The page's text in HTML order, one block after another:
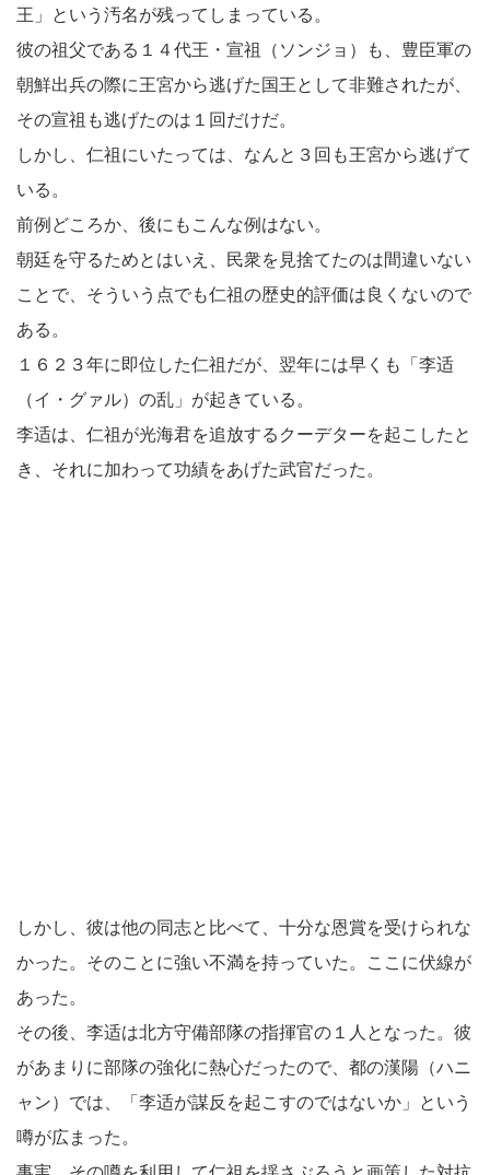
王」という汚名が残ってしまっている。
彼の祖父である１４代王・宣祖（ソンジョ）も、豊臣軍の
朝鮮出兵の際に王宮から逃げた国王として非難されたが、
その宣祖も逃げたのは１回だけだ。
しかし、仁祖にいたっては、なんと３回も王宮から逃げて
いる。
前例どころか、後にもこんな例はない。
朝廷を守るためとはいえ、民衆を見捨てたのは間違いない
ことで、そういう点でも仁祖の歴史的評価は良くないので
ある。
１６２３年に即位した仁祖だが、翌年には早くも「李适
（イ・グァル）の乱」が起きている。
李适は、仁祖が光海君を追放するクーデターを起こしたと
き、それに加わって功績をあげた武官だった。
しかし、彼は他の同志と比べて、十分な恩賞を受けられな
かった。そのことに強い不満を持っていた。ここに伏線が
あった。
その後、李适は北方守備部隊の指揮官の１人となった。彼
があまりに部隊の強化に熱心だったので、都の漢陽（ハニ
ャン）では、「李适が謀反を起こすのではないか」という
噂が広まった。